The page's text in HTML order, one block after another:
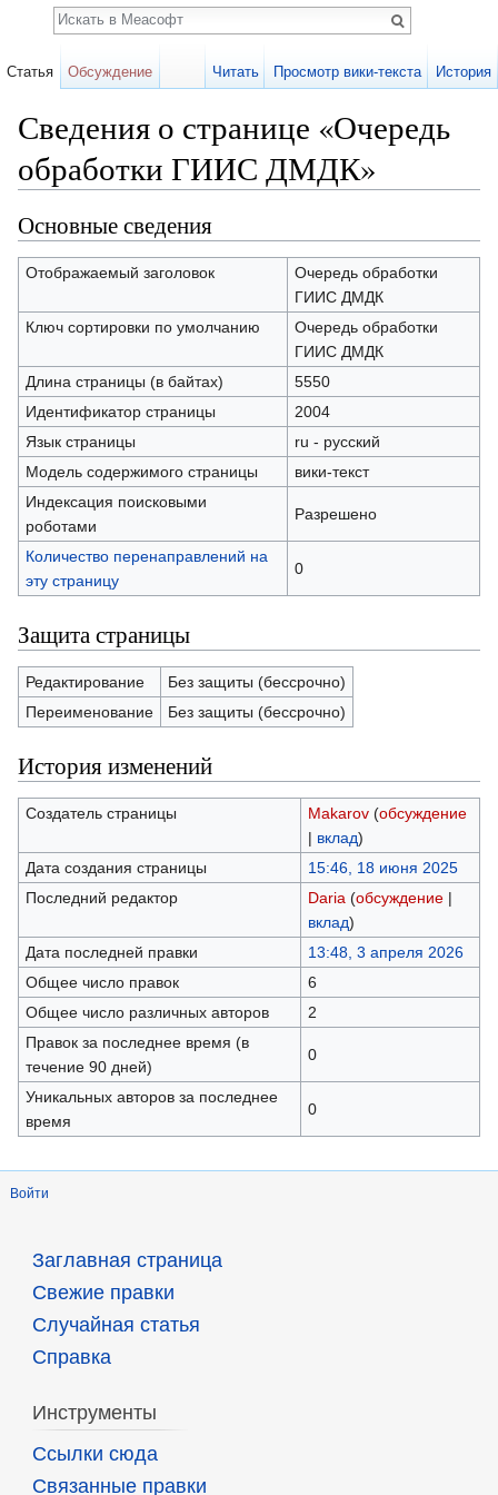
Сведения о странице «Очередь
обработки ГИИС ДМДК»
Основные сведения
Отображаемый заголовок
Очередь обработки
ГИИС ДМДК
Ключ сортировки по умолчанию
Очередь обработки
ГИИС ДМДК
Длина страницы (в байтах)
5550
Идентификатор страницы
2004
Язык страницы
ru - русский
Модель содержимого страницы
вики-текст
Индексация поисковыми
роботами
Разрешено
Количество перенаправлений на
эту страницу
0
Защита страницы
Редактирование
Без защиты (бессрочно)
Переименование
Без защиты (бессрочно)
История изменений
Создатель страницы Makarov (обсуждение
| вклад)
Дата создания страницы
15:46, 18 июня 2025
Последний редактор
Daria (обсуждение|
вклад)
Дата последней правки
13:48, 3 апреля 2026
Общее число правок
6
Общее число различных авторов
2
Правок за последнее время (в
течение 90 дней)
0
Уникальных авторов за последнее
время
0
Войти
Статья Обсуждение Читать Просмотр вики-текста История
Поиск
Заглавная страница
Свежие правки
Случайная статья
Справка
Инструменты
Ссылки сюда
Связанные правки